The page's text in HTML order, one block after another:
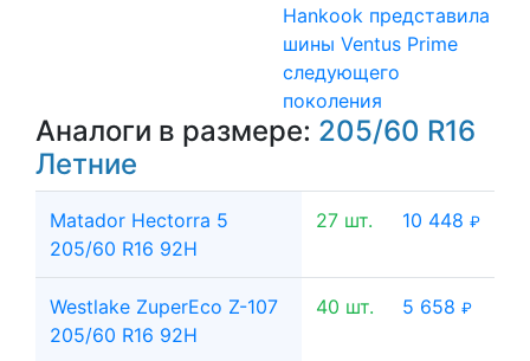
Hankook представила
шины Ventus Prime
следующего
поколения
Аналоги в размере: 205/60 R16
Летние
Matador Hectorra 5
205/60 R16 92H
27 шт. 10 448 ₽
Westlake ZuperEco Z-107
205/60 R16 92H
40 шт. 5 658 ₽